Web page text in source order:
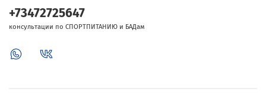
+73472725647
консультации по СПОРТПИТАНИЮ и БАДам